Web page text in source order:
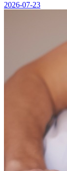
2026-07-23